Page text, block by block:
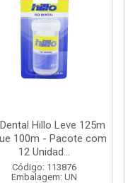
Hillo Leve 125m
100m - Pacote com
12 Unidad...
Código: 113876
Embalagem: UN